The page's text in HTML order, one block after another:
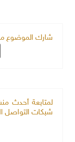
شارك الموضوع
لمتابعة أحدث
شبكات التواصل